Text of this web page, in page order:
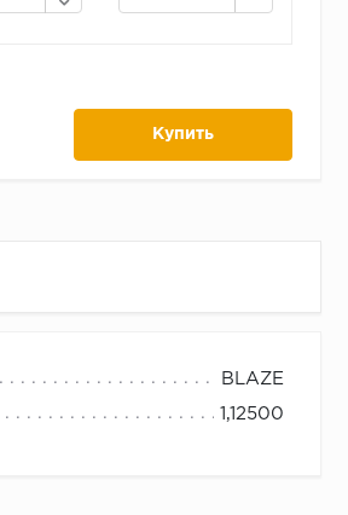
Купить
BLAZE
1,12500